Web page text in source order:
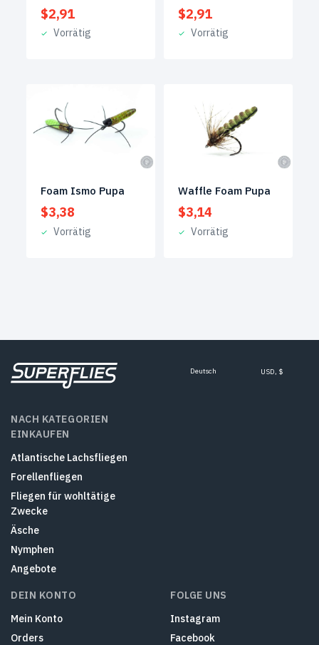
$2,91
Vorrätig
$2,91
Vorrätig
Foam Ismo Pupa
$3,38
Vorrätig
Waffle Foam Pupa
$3,14
Vorrätig
Deutsch USD, $
NACH KATEGORIEN
EINKAUFEN
Atlantische Lachsfliegen
Forellenfliegen
Fliegen für wohltätige
Zwecke
Äsche
Nymphen
Angebote
DEIN KONTO
Mein Konto
Orders
FOLGE UNS
Instagram
Facebook